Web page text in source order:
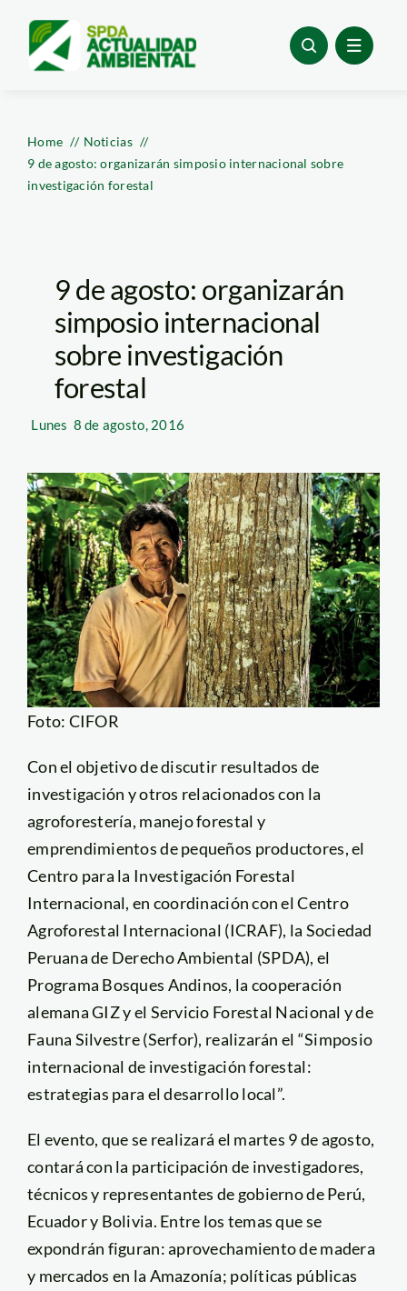
content
Home
Noticias
9 de agosto: organizarán simposio internacional sobre
investigación forestal
9 de agosto: organizarán
simposio internacional
sobre investigación
forestal
Lunes 8 de agosto, 2016
Foto: CIFOR
Con el objetivo de discutir resultados de
investigación y otros relacionados con la
agroforestería, manejo forestal y
emprendimientos de pequeños productores, el
Centro para la Investigación Forestal
Internacional, en coordinación con el Centro
Agroforestal Internacional (ICRAF), la Sociedad
Peruana de Derecho Ambiental (SPDA), el
Programa Bosques Andinos, la cooperación
alemana GIZ y el Servicio Forestal Nacional y de
Fauna Silvestre (Serfor), realizarán el “Simposio
internacional de investigación forestal:
estrategias para el desarrollo local”.
El evento, que se realizará el martes 9 de agosto,
contará con la participación de investigadores,
técnicos y representantes de gobierno de Perú,
Ecuador y Bolivia. Entre los temas que se
expondrán figuran: aprovechamiento de madera
y mercados en la Amazonía; políticas públicas